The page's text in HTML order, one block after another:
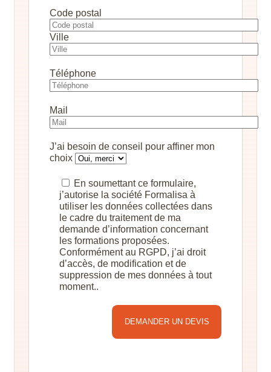
Code postal
Ville
Téléphone
Mail
J’ai besoin de conseil pour affiner mon
choix
En soumettant ce formulaire,
j’autorise la société Formalisa à
utiliser les données collectées dans
le cadre du traitement de ma
demande d’information concernant
les formations proposées.
Conformément au RGPD, j’ai droit
d’accès, de modification et de
suppression de mes données à tout
moment..